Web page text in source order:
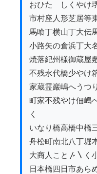
おひたゞしくやけ
市村座人形芝居等
馬喰丁横山丁大伝
小路矢の倉浜丁大
焼落紀州様御蔵屋
不残永代橋少やけ
家蔵霊巖嶋へうつ
町家不残やけ佃嶋
く
いなり橋高橋中橋
舟松町南北八丁堀
大商人こと〴〵く
日本橋四日市あら